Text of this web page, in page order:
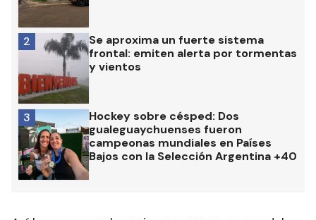
Se aproxima un fuerte sistema
frontal: emiten alerta por tormentas
y vientos
2
Hockey sobre césped: Dos
gualeguaychuenses fueron
campeonas mundiales en Países
Bajos con la Selección Argentina +40
3